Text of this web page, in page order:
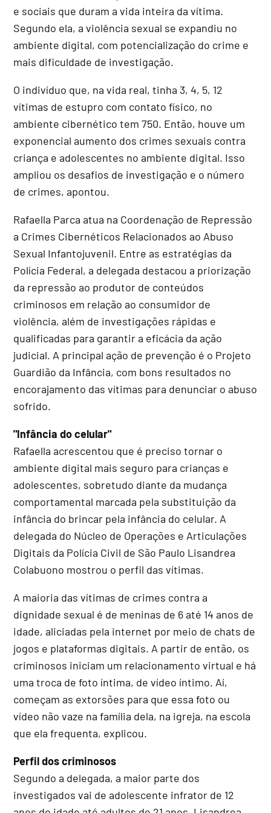
e sociais que duram a vida inteira da vítima.
Segundo ela, a violência sexual se expandiu no
ambiente digital, com potencialização do crime e
mais dificuldade de investigação.
O indivíduo que, na vida real, tinha 3, 4, 5, 12
vítimas de estupro com contato físico, no
ambiente cibernético tem 750. Então, houve um
exponencial aumento dos crimes sexuais contra
criança e adolescentes no ambiente digital. Isso
ampliou os desafios de investigação e o número
de crimes, apontou.
Rafaella Parca atua na Coordenação de Repressão
a Crimes Cibernéticos Relacionados ao Abuso
Sexual Infantojuvenil. Entre as estratégias da
Polícia Federal, a delegada destacou a priorização
da repressão ao produtor de conteúdos
criminosos em relação ao consumidor de
violência, além de investigações rápidas e
qualificadas para garantir a eficácia da ação
judicial. A principal ação de prevenção é o Projeto
Guardião da Infância, com bons resultados no
encorajamento das vítimas para denunciar o abuso
sofrido.
"Infância do celular"
Rafaella acrescentou que é preciso tornar o
ambiente digital mais seguro para crianças e
adolescentes, sobretudo diante da mudança
comportamental marcada pela substituição da
infância do brincar pela infância do celular. A
delegada do Núcleo de Operações e Articulações
Digitais da Polícia Civil de São Paulo Lisandrea
Colabuono mostrou o perfil das vítimas.
A maioria das vítimas de crimes contra a
dignidade sexual é de meninas de 6 até 14 anos de
idade, aliciadas pela internet por meio de chats de
jogos e plataformas digitais. A partir de então, os
criminosos iniciam um relacionamento virtual e há
uma troca de foto íntima, de vídeo íntimo. Aí,
começam as extorsões para que essa foto ou
vídeo não vaze na família dela, na igreja, na escola
que ela frequenta, explicou.
Perfil dos criminosos
Segundo a delegada, a maior parte dos
investigados vai de adolescente infrator de 12